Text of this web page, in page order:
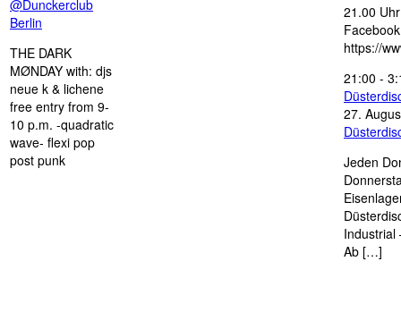
@Dunckerclub
Berlin
THE DARK
MØNDAY with: djs
neue k & lichene
free entry from 9-
10 p.m. -quadratic
wave- flexi pop
post punk
21.00
https://
21:00 -
27.
Jeden
Industrial
Ab […]